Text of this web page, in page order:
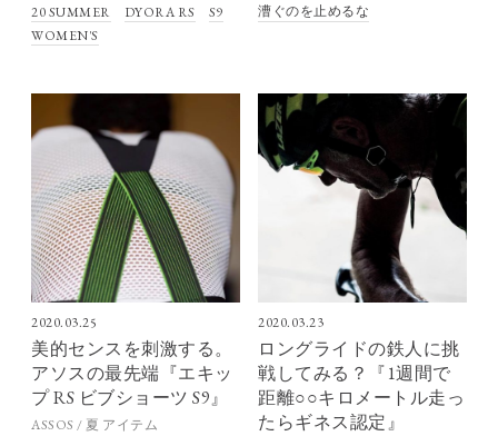
20 SUMMER
DYORA RS
S9
WOMEN'S
漕ぐのを止めるな
2020.03.25
美的センスを刺激する。
アソスの最先端『エキッ
プ RS ビブショーツ S9』
ASSOS / 夏 アイテム
2020.03.23
ロングライドの鉄人に挑
戦してみる？『1週間で
距離○○キロメートル走っ
たらギネス認定』